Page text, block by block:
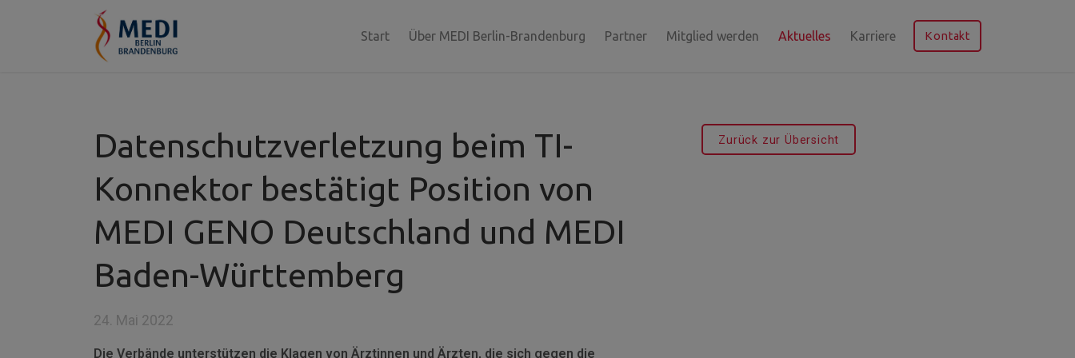
Start Über MEDI Berlin-Brandenburg Partner Mitglied werden Aktuelles Karriere Kontakt
Zurück zur Übersicht
Datenschutzverletzung beim TI-
Konnektor bestätigt Position von
MEDI GENO Deutschland und MEDI
Baden-Württemberg
24. Mai 2022
Die Verbände unterstützen die Klagen von Ärztinnen und Ärzten, die sich gegen die